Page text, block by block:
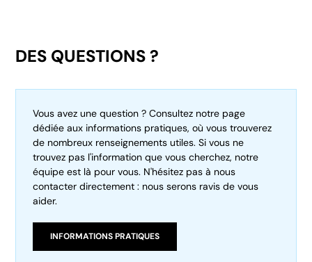
DES QUESTIONS ?
Vous avez une question ? Consultez notre page
dédiée aux informations pratiques, où vous trouverez
de nombreux renseignements utiles. Si vous ne
trouvez pas l'information que vous cherchez, notre
équipe est là pour vous. N'hésitez pas à nous
contacter directement : nous serons ravis de vous
aider.
INFORMATIONS PRATIQUES